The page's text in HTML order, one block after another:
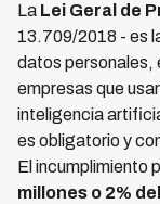
La Lei Geral de
13.709/2018 - es
datos personales,
empresas que
inteligencia
es obligatorio y
El incumplimiento
millones o 2%